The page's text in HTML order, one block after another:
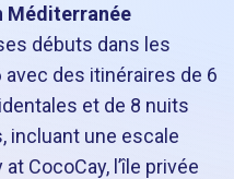
Méditerranée
débuts dans les
des itinéraires de 6
et de 8 nuits
incluant une escale
CocoCay, l’île privée